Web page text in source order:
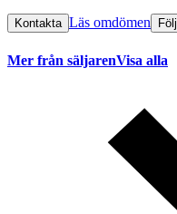
Kontakta Läs omdömen Följ
Mer från säljarenVisa alla